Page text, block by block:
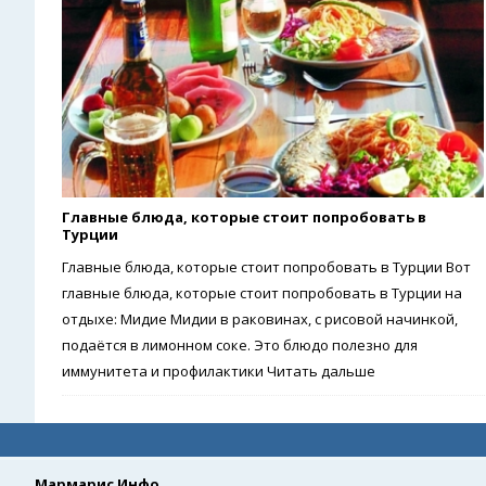
Главные блюда, которые стоит попробовать в
Турции
Главные блюда, которые стоит попробовать в Турции Вот
главные блюда, которые стоит попробовать в Турции на
отдыхе: Мидие Мидии в раковинах, с рисовой начинкой,
подаётся в лимонном соке. Это блюдо полезно для
иммунитета и профилактики Читать дальше